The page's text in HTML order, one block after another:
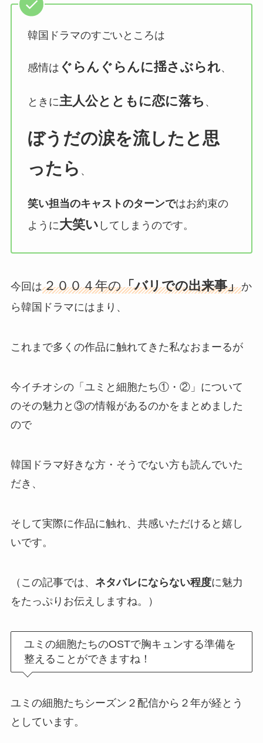
韓国ドラマのすごいところは
感情は ぐらんぐらんに揺さぶられ、
ときに主人公とともに恋に落ち 、
ぼうだの涙を流したと思
ったら 、
笑い担当のキャストのターンではお約束の
ように大笑い してしまうのです。
今回は２００４年の「バリでの出来事」か
ら韓国ドラマにはまり、
これまで多くの作品に触れてきた私なおまーるが
今イチオシの「ユミと細胞たち①・②」について
のその魅力と③の情報があるのかをまとめました
ので
韓国ドラマ好きな方・そうでない方も読んでいた
だき、
そして実際に作品に触れ、共感いただけると嬉し
いです。
（この記事では、 ネタバレにならない程度に魅力
をたっぷりお伝えしますね。）
ユミの細胞たちのOSTで胸キュンする準備を
整えることができますね！
ユミの細胞たちシーズン２配信から２年が経とう
としています。